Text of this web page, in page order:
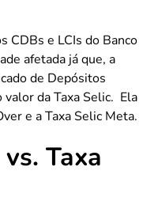
CDBs e LCIs do Banco
afetada já que, a
de Depósitos
valor da Taxa Selic. Ela
e a Taxa Selic Meta.
Taxa